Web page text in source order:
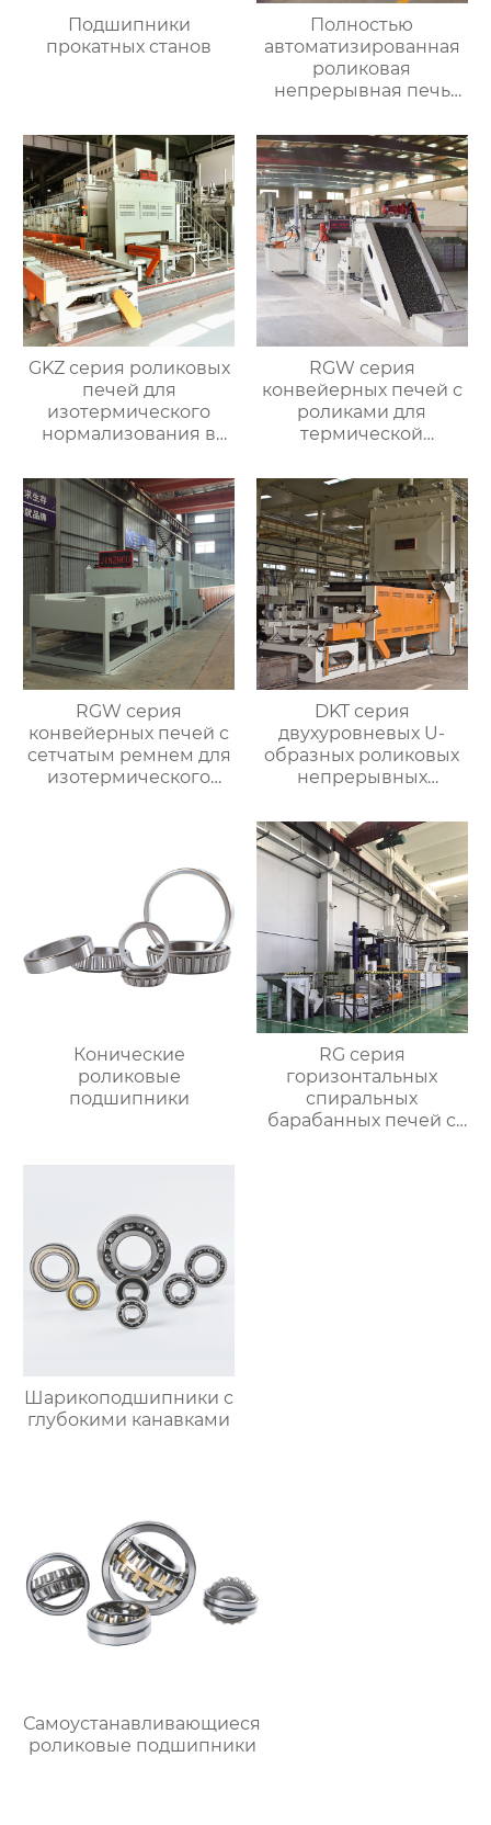
Подшипники
прокатных станов
Полностью
автоматизированная
роликовая
непрерывная печь
алюминиевых листов
GKZ серия роликовых
печей для
изотермического
нормализования в
процессе
RGW серия
конвейерных печей с
роликами для
термической
RGW серия
конвейерных печей с
сетчатым ремнем для
изотермического
DKT серия
двухуровневых U-
образных роликовых
непрерывных
Конические
роликовые
подшипники
RG серия
горизонтальных
спиральных
барабанных печей с
Шарикоподшипники с
глубокими канавками
Самоустанавливающиеся
роликовые подшипники